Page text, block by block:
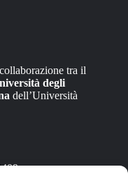
tra il
degli
dell’Università